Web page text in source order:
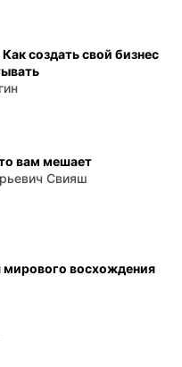
создать свой бизнес
вам мешает
Свияш
мирового восхождения